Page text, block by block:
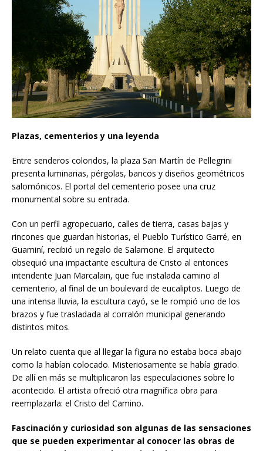
Plazas, cementerios y una leyenda
Entre senderos coloridos, la plaza San Martín de Pellegrini
presenta luminarias, pérgolas, bancos y diseños geométricos
salomónicos. El portal del cementerio posee una cruz
monumental sobre su entrada.
Con un perfil agropecuario, calles de tierra, casas bajas y
rincones que guardan historias, el Pueblo Turístico Garré, en
Guaminí, recibió un regalo de Salamone. El arquitecto
obsequió una impactante escultura de Cristo al entonces
intendente Juan Marcalain, que fue instalada camino al
cementerio, al final de un boulevard de eucaliptos. Luego de
una intensa lluvia, la escultura cayó, se le rompió uno de los
brazos y fue trasladada al corralón municipal generando
distintos mitos.
Un relato cuenta que al llegar la figura no estaba boca abajo
como la habían colocado. Misteriosamente se había girado.
De allí en más se multiplicaron las especulaciones sobre lo
acontecido. El artista ofreció otra magnífica obra para
reemplazarla: el Cristo del Camino.
Fascinación y curiosidad son algunas de las sensaciones
que se pueden experimentar al conocer las obras de